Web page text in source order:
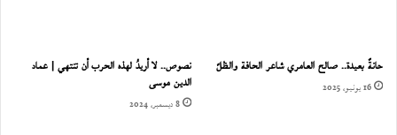
حانةٌ بعيدة.. صالح العامري شاعر الحافة والظلّ
16 يونيو، 2025
نصوص.. لا أريدُ لهذه الحرب أن تنتهي | عماد
الدين موسى
8 ديسمبر، 2024